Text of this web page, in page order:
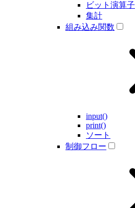
ビット演算子
集計
組み込み関数
input()
print()
ソート
制御フロー